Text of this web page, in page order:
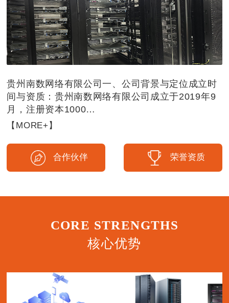
贵州南数网络有限公司一、‌公司背景与定位‌‌成立时
间与资质‌：贵州南数网络有限公司成立于2019年9
月，注册资本1000…
【MORE+】
合作伙伴 荣誉资质
CORE STRENGTHS
核心优势